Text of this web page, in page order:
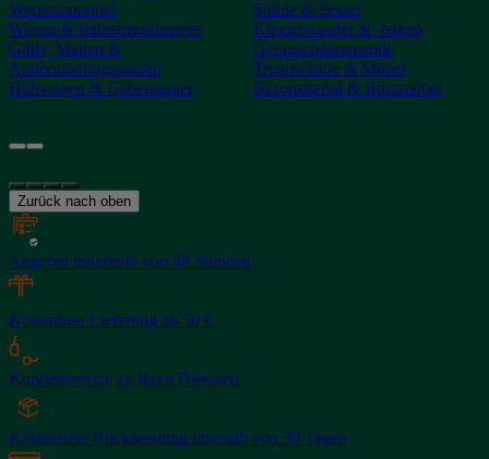
Werkstattmöbel
Wagen & Industrieanhänger
Gitter, Matten &
Antiermüdungsmatten
Hubwagen & Gabelstapler
Stühle & Sessel
Kleiderständer & -haken
Geräuschdämmende
Trennwände & Möbel
Büromaterial & Büromöbel
Zurück nach oben
Angebot innerhalb von 48 Stunden
Kostenlose Lieferung ab 50 €
Kundenservice zu Ihren Diensten
Kostenfreie Rücksendung inneralb von 30 Tagen